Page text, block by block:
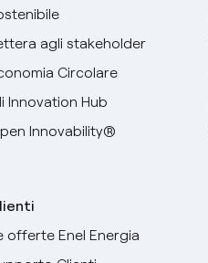
agli stakeholder
Circolare
Innovation Hub
Innovability®
offerte Enel Energia